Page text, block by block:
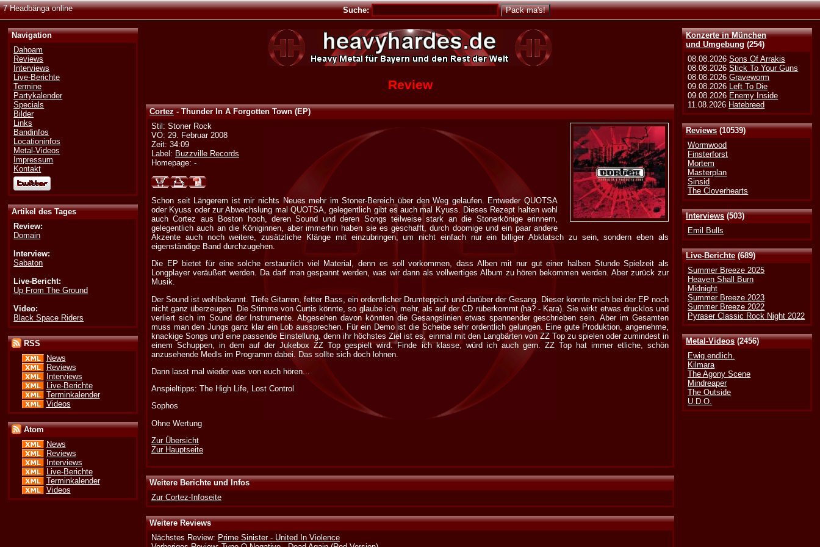
7 Headbänga online Suche:
Konzerte in München
und Umgebung (254)
08.08.2026Sons Of Arrakis
08.08.2026Stick To Your Guns
08.08.2026Graveworm
09.08.2026 Left To Die
09.08.2026 Enemy Inside
11.08.2026 Hatebreed
Reviews(10539)
Wormwood
Finsterforst
Mortem
Masterplan
Sinsid
The Cloverhearts
Interviews(503)
Emil Bulls
Live-Berichte(689)
Summer Breeze 2025
Heaven Shall Burn
Midnight
Summer Breeze 2023
Summer Breeze 2022
Pyraser Classic Rock Night 2022
Metal-Videos(2456)
Ewig.endlich.
Kilmara
The Agony Scene
Mindreaper
The Outside
U.D.O.
Navigation
Dahoam
Reviews
Interviews
Live-Berichte
Termine
Partykalender
Specials
Bilder
Links
Bandinfos
Locationinfos
Metal-Videos
Impressum
Kontakt
Artikel des Tages
Review:
Domain
Interview:
Sabaton
Live-Bericht:
Up From The Ground
Video:
Black Space Riders
RSS
News
Reviews
Interviews
Live-Berichte
Terminkalender
Videos
Atom
News
Reviews
Interviews
Live-Berichte
Terminkalender
Videos
Review
Cortez- Thunder In A Forgotten Town (EP)
Stil: Stoner Rock
VÖ: 29. Februar 2008
Zeit: 34:09
Label: Buzzville Records
Homepage: -
Schon seit Längerem ist mir nichts Neues mehr im Stoner-Bereich über den Weg gelaufen. Entweder QUOTSA
oder Kyuss oder zur Abwechslung mal QUOTSA, gelegentlich gibt es auch mal Kyuss. Dieses Rezept halten wohl
auch Cortez aus Boston hoch, deren Sound und deren Songs teilweise stark an die Stonerkönige erinnern,
gelegentlich auch an die Königinnen, aber immerhin haben sie es geschafft, durch doomige und ein paar andere
Akzente auch noch weitere, zusätzliche Klänge mit einzubringen, um nicht einfach nur ein billiger Abklatsch zu sein, sondern eben als
eigenständige Band durchzugehen.
Die EP bietet für eine solche erstaunlich viel Material, denn es soll vorkommen, dass Alben mit nur gut einer halben Stunde Spielzeit als
Longplayer veräußert werden. Da darf man gespannt werden, was wir dann als vollwertiges Album zu hören bekommen werden. Aber zurück zur
Musik.
Der Sound ist wohlbekannt. Tiefe Gitarren, fetter Bass, ein ordentlicher Drumteppich und darüber der Gesang. Dieser konnte mich bei der EP noch
nicht ganz überzeugen. Die Stimme von Curtis könnte, so glaube ich, mehr, als auf der CD rüberkommt (hä? - Kara). Sie wirkt etwas drucklos und
verliert sich im Sound der Instrumente. Abgesehen davon könnten die Gesangslinien etwas spannender geschrieben sein. Aber im Gesamten
muss man den Jungs ganz klar ein Lob aussprechen. Für ein Demo ist die Scheibe sehr ordentlich gelungen. Eine gute Produktion, angenehme,
knackige Songs und eine passende Einstellung, denn ihr höchstes Ziel ist es, einmal mit den Langbärten von ZZ Top zu spielen oder zumindest in
einem Schuppen, in dem auf der Jukebox ZZ Top gespielt wird. Finde ich klasse, würd ich auch gern. ZZ Top hat immer etliche, schön
anzusehende Medls im Programm dabei. Das sollte sich doch lohnen.
Dann lasst mal wieder was von euch hören...
Anspieltipps: The High Life, Lost Control
Sophos
Ohne Wertung
Zur Übersicht
Zur Hauptseite
Weitere Berichte und Infos
Zur Cortez-Infoseite
Weitere Reviews
Nächstes Review: Prime Sinister - United In Violence